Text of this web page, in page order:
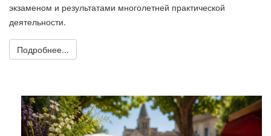
экзаменом и результатами многолетней практической
деятельности.
Подробнее...